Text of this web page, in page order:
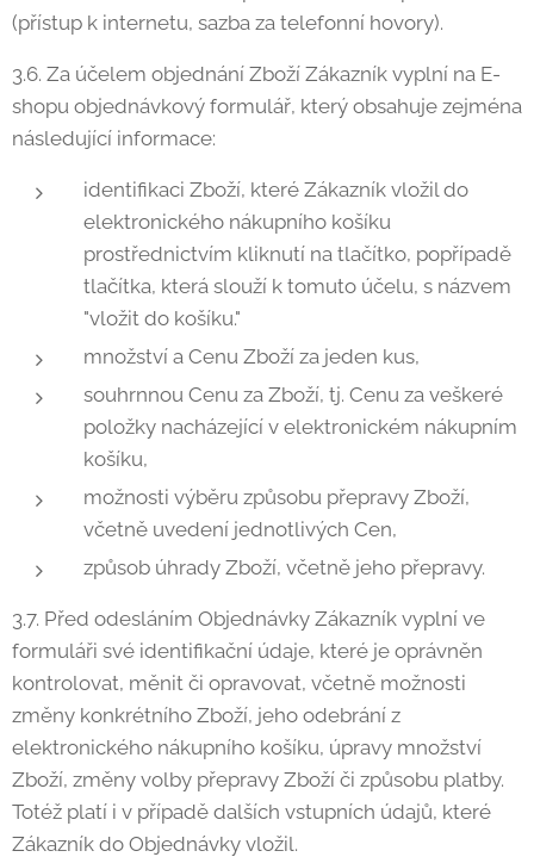
(přístup k internetu, sazba za telefonní hovory).
3.6. Za účelem objednání Zboží Zákazník vyplní na E-
shopu objednávkový formulář, který obsahuje zejména
následující informace:
identifikaci Zboží, které Zákazník vložil do
elektronického nákupního košíku
prostřednictvím kliknutí na tlačítko, popřípadě
tlačítka, která slouží k tomuto účelu, s názvem
"vložit do košíku."
množství a Cenu Zboží za jeden kus,
souhrnnou Cenu za Zboží, tj. Cenu za veškeré
položky nacházející v elektronickém nákupním
košíku,
možnosti výběru způsobu přepravy Zboží,
včetně uvedení jednotlivých Cen,
způsob úhrady Zboží, včetně jeho přepravy.
3.7. Před odesláním Objednávky Zákazník vyplní ve
formuláři své identifikační údaje, které je oprávněn
kontrolovat, měnit či opravovat, včetně možnosti
změny konkrétního Zboží, jeho odebrání z
elektronického nákupního košíku, úpravy množství
Zboží, změny volby přepravy Zboží či způsobu platby.
Totéž platí i v případě dalších vstupních údajů, které
Zákazník do Objednávky vložil.